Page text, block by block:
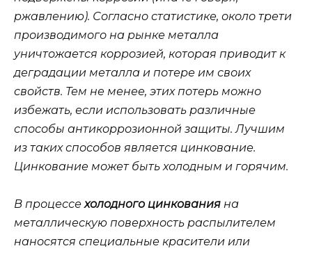
ржавлению). Согласно статистике, около трети
производимого на рынке металла
уничтожается коррозией, которая приводит к
деградации металла и потере им своих
свойств. Тем не менее, этих потерь можно
избежать, если использовать различные
способы антикоррозионной защиты. Лучшим
из таких способов является цинкование.
Цинкование может быть холодным и горячим.
В процессехолодного цинкования на
металлическую поверхность распылителем
наносятся специальные красители или